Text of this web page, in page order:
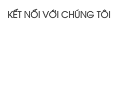
KẾT NỐI VỚI CHÚNG TÔI